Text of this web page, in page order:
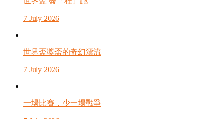
7 July 2026
世界盃獎盃的奇幻漂流
7 July 2026
一場比賽，少一場戰爭